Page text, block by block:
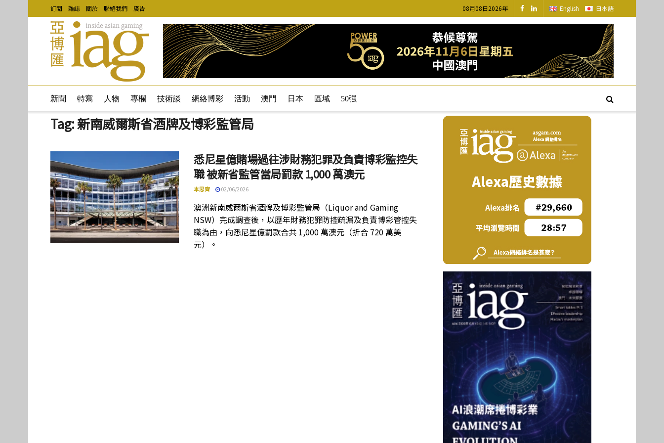
訂閱 雜誌 關於 聯絡我們 廣告 08月08日2026年 English 日本語
新聞 特寫 人物 專欄 技術談 網絡博彩 活動 澳門 日本 區域 50强
Tag:新南威爾斯省酒牌及博彩監管局
悉尼星億賭場過往涉財務犯罪及負責博彩監控失
職 被新省監管當局罰款 1,000 萬澳元
本思齊 02/06/2026
澳洲新南威爾斯省酒牌及博彩監管局（Liquor and Gaming
NSW）完成調查後，以歷年財務犯罪防控疏漏及負責博彩管控失
職為由，向悉尼星億罰款合共 1,000 萬澳元（折合 720 萬美
元）。